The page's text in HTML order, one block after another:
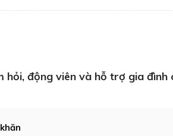
hỏi, động viên và hỗ trợ gia đình